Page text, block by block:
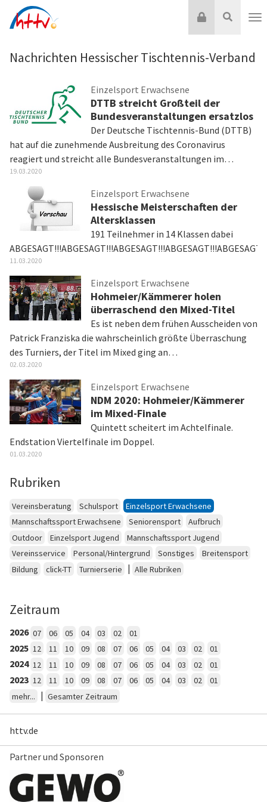
Inhalt
Suche
Login
Nachrichten Hessischer Tischtennis-Verband
Einzelsport Erwachsene
DTTB streicht Großteil der
Bundesveranstaltungen ersatzlos
Der Deutsche Tischtennis-Bund (DTTB)
hat auf die zunehmende Ausbreitung des Coronavirus
reagiert und streicht alle Bundesveranstaltungen im…
19.03.2020
Einzelsport Erwachsene
Hessische Meisterschaften der
Altersklassen
191 Teilnehmer in 14 Klassen dabei
11.03.2020
Einzelsport Erwachsene
Hohmeier/Kämmerer holen
überraschend den Mixed-Titel
Es ist neben dem frühen Ausscheiden von
Patrick Franziska die wahrscheinlich größte Überraschung
des Turniers, der Titel im Mixed ging an…
02.03.2020
Einzelsport Erwachsene
NDM 2020: Hohmeier/Kämmerer
im Mixed-Finale
Quintett scheitert im Achtelfinale.
Endstation Viertelfinale im Doppel.
01.03.2020
Rubriken
Vereinsberatung Schulsport
Einzelsport Erwachsene
Mannschaftssport Erwachsene
Seniorensport
Aufbruch
Outdoor
Einzelsport Jugend
Mannschaftssport Jugend
Vereinsservice
Personal/Hintergrund Sonstiges
Breitensport
Bildung
click-TT Turnierserie | Alle Rubriken
Zeitraum
2026 07 06 05 04 03 02 01
2025 12 11 10 09 08 07 06 05 04 03 02 01
2024 12 11 10 09 08 07 06 05 04 03 02 01
2023 12 11 10 09 08 07 06 05 04 03 02
01
mehr...
| Gesamter Zeitraum
httv.de
Partner und Sponsoren